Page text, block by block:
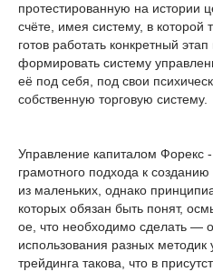
протестированную на истории
счёте, имея систему, в которой
готов работать конкретный
формировать систему
её под себя, под свои
собственную торговую систему.
Управление капиталом Форекс -
грамотного подхода к
из маленьких, однако
которых обязан быть понят,
ое, что необходимо сделать —
использования разных методик
трейдинга такова, что в